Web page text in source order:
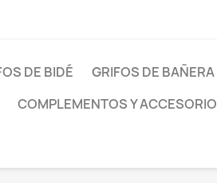
DE BIDÉ GRIFOS DE BAÑERA
COMPLEMENTOS Y